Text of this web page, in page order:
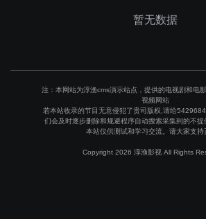
暂无数据
注：本网站为淳渔cms演示站点，提供的电视剧和电
视频网站
若本站收录的节目无意侵犯了贵司版权,请给
们会及时逐步删除和规避程序自动搜索采集到的不提
本站仅供测试和学习交流。请大家支持
Copyright 2026 淳渔影视 All Rights